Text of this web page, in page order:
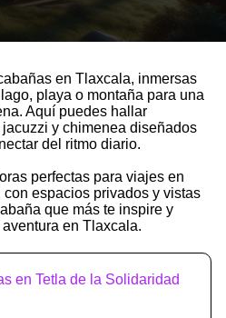
en Tlaxcala, inmersas
playa o montaña para una
Aquí puedes hallar
y chimenea diseñados
del ritmo diario.
perfectas para viajes en
espacios privados y vistas
que más te inspire y
en Tlaxcala.
en Tetla de la Solidaridad